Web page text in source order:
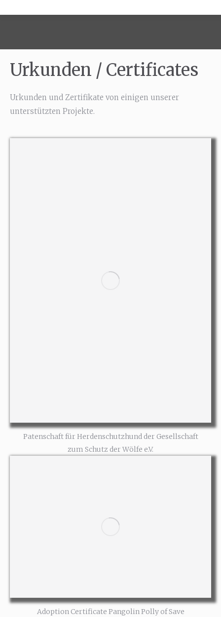
Urkunden / Certificates
Urkunden und Zertifikate von einigen unserer
unterstützten Projekte.
Patenschaft für Herdenschutzhund der Gesellschaft
zum Schutz der Wölfe e.V.
Adoption Certificate Pangolin Polly of Save